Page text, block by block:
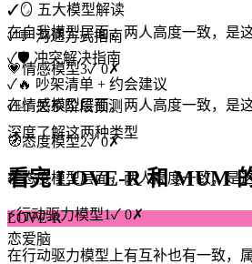
在自我模型层面，两人高度一致，是
💗情感模型3✓0✗
在情感模型层面，两人高度一致，是
🧭态度模型2✓0✗
在态度模型层面，两人高度一致，是
⚡行动驱力模型1✓0✗
在行动驱力模型上有互补也有一致，
✓🪞 五大模型解读
✓💬 沟通方式指南
✓🛡️ 冲突解决指南
✓🔥 吵架清单 + 约会建议
✓📈 关系阶段预测
深度了解这两种类型
看完 LOVE-R 和 MUM
LOVE-R
恋爱脑